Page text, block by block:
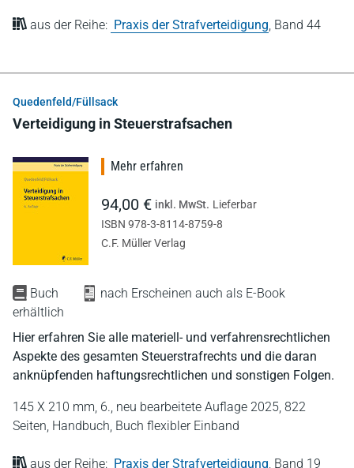
aus der Reihe: Praxis der Strafverteidigung Band 44
Quedenfeld/Füllsack
Verteidigung in Steuerstrafsachen
Buch
nach Erscheinen auch als E-Book
erhältlich
Hier erfahren Sie alle materiell- und verfahrensrechtlichen
Aspekte des gesamten Steuerstrafrechts und die daran
anknüpfenden haftungsrechtlichen und sonstigen Folgen.
145 X 210 mm, 6., neu bearbeitete Auflage 2025, 822
Seiten, Handbuch, Buch flexibler Einband
aus der Reihe: Praxis der Strafverteidigung Band 19
Mehr erfahren
94,00 € inkl. MwSt. Lieferbar
ISBN 978-3-8114-8759-8
C.F. Müller Verlag